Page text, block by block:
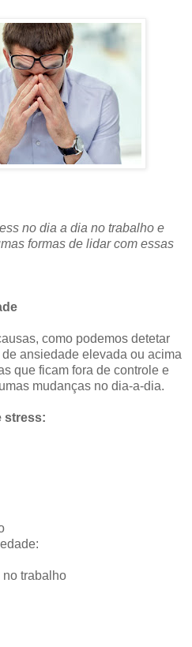
no dia a dia no trabalho e
formas de lidar com essas
como podemos detetar
ansiedade elevada ou acima
que ficam fora de controle e
mudanças no dia-a-dia.
stress:
trabalho